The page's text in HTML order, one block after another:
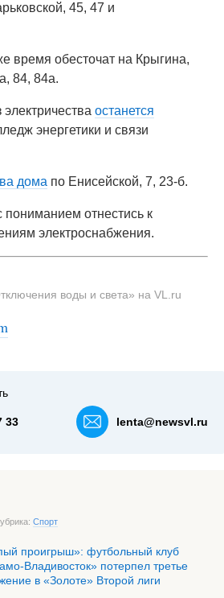
45, 47 и
время обесточат на Крыгина,
84, 84а.
останется
энергетики и связи
дома по Енисейской, 7, 23-б.
пониманием отнестись к
электроснабжения.
воды и света» на VL.ru
33 lenta@newsvl.ru
Спорт
проигрыш»: футбольный клуб
Владивосток» потерпел третье
в «Золоте» Второй лиги